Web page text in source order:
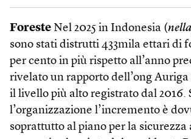
Foreste Nel 2025 in Indonesia (
sono stati distrutti 433mila ettari di
per cento in più rispetto all’anno
rivelato un rapporto dell’ong
il livello più alto registrato dal 2016.
l’organizzazione l’incremento è
soprattutto al piano per la